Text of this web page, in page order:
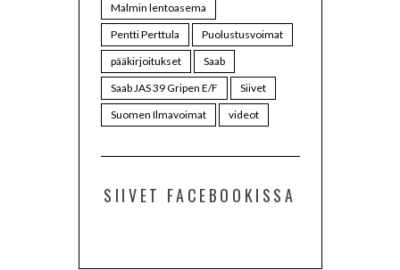
Malmin lentoasema
Pentti Perttula
Puolustusvoimat
pääkirjoitukset
Saab
Saab JAS 39 Gripen E/F
Siivet
Suomen Ilmavoimat
videot
SIIVET FACEBOOKISSA